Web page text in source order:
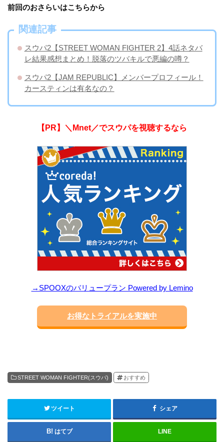
前回のおさらいはこちらから
関連記事
スウパ2【STREET WOMAN FIGHTER 2】4話ネタバ
レ結果感想まとめ！脱落のツバキルで悪編の噂？
スウパ2【JAM REPUBLIC】メンバープロフィール！
カースティンは有名なの？
【PR】＼Mnet／でスウパを視聴するなら
→SPOOXのバリュープラン Powered by Lemino
お得なトライアルを実施中
STREET WOMAN FIGHTER(スウパ) おすすめ
ツイート シェア
はてブ LINE